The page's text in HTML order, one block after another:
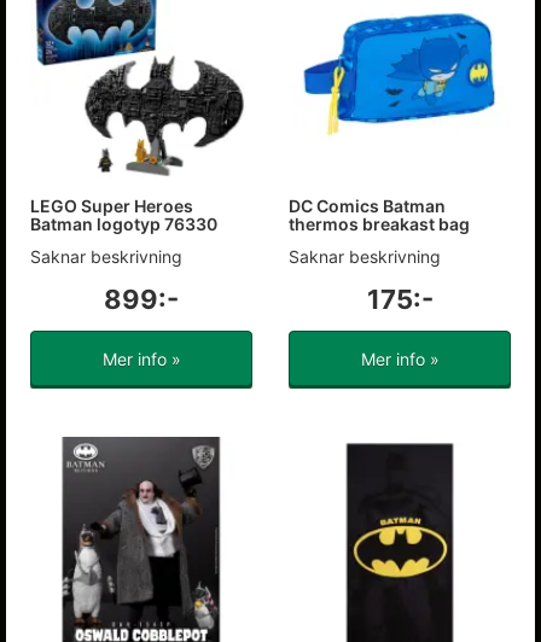
LEGO Super Heroes
Batman logotyp 76330
Saknar beskrivning
899:-
Mer info »
DC Comics Batman
thermos breakast bag
Saknar beskrivning
175:-
Mer info »